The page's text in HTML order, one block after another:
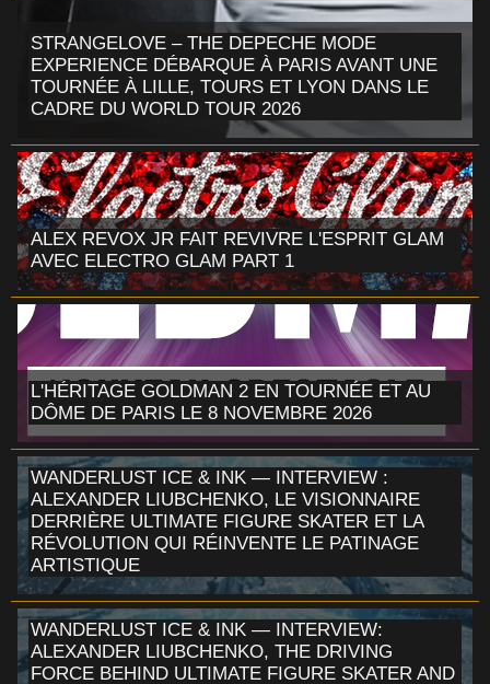
STRANGELOVE – THE DEPECHE MODE
EXPERIENCE DÉBARQUE À PARIS AVANT UNE
TOURNÉE À LILLE, TOURS ET LYON DANS LE
CADRE DU WORLD TOUR 2026
ALEX REVOX JR FAIT REVIVRE L'ESPRIT GLAM
AVEC ELECTRO GLAM PART 1
L'HÉRITAGE GOLDMAN 2 EN TOURNÉE ET AU
DÔME DE PARIS LE 8 NOVEMBRE 2026
WANDERLUST ICE & INK — INTERVIEW :
ALEXANDER LIUBCHENKO, LE VISIONNAIRE
DERRIÈRE ULTIMATE FIGURE SKATER ET LA
RÉVOLUTION QUI RÉINVENTE LE PATINAGE
ARTISTIQUE
WANDERLUST ICE & INK — INTERVIEW:
ALEXANDER LIUBCHENKO, THE DRIVING
FORCE BEHIND ULTIMATE FIGURE SKATER AND